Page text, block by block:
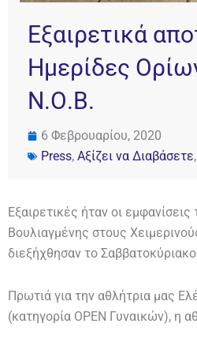
Εξαιρετικά
Ημερίδες
Ν.Ο.Β.
6 Φεβρουαρίου, 2020
Press, Αξίζει να Διαβάσετε,
Εξαιρετικές ήταν οι
Βουλιαγμένης στους
διεξήχθησαν το
Πρωτιά για την αθλήτρια μας
(κατηγορία OPEN Γυναικών), η